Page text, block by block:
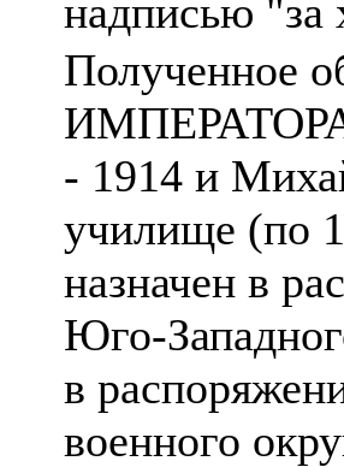
надписью "за
Полученное
ИМПЕРАТОРА
- 1914 и
училище (по
назначен в
Юго-
в
военного